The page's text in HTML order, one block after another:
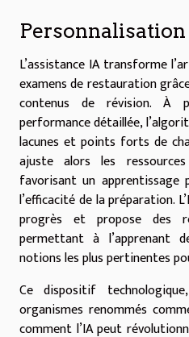
L’assistance IA transforme
examens de restauration
contenus de révision. À
performance détaillée,
lacunes et points forts de
ajuste alors les
favorisant un apprentissage
l’efficacité de la préparation.
progrès et propose des
permettant à l’apprenant
notions les plus pertinentes
Ce dispositif
organismes renommés
comment l’IA peut